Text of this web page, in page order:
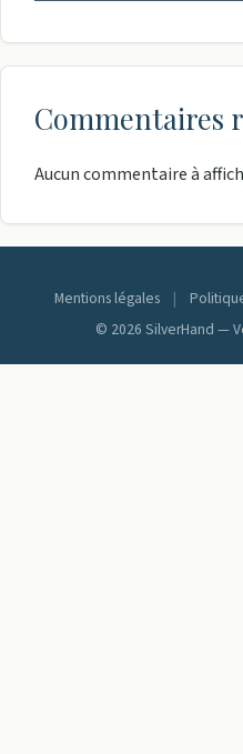
Commentaires
Aucun commentaire à
Mentions légales |
© 2026 SilverHand —